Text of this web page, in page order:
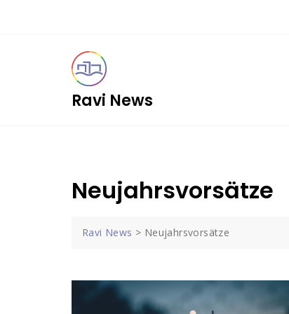
Ravi News
Neujahrsvorsätze
Ravi News > Neujahrsvorsätze